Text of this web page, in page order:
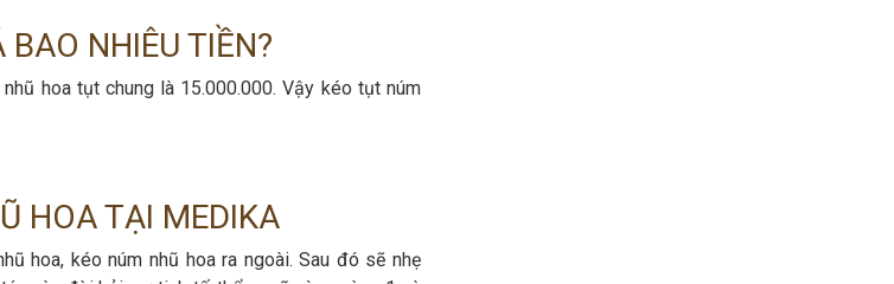
NHIÊU TIỀN?
hoa tụt chung là 15.000.000. Vậy kéo tụt núm
HOA TẠI MEDIKA
hoa, kéo núm nhũ hoa ra ngoài. Sau đó sẽ nhẹ